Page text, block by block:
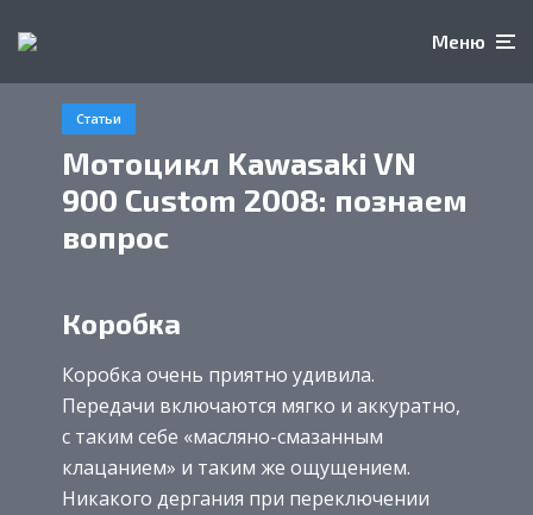
Меню
Статьи
Мотоцикл Kawasaki VN
900 Custom 2008: познаем
вопрос
Коробка
Коробка очень приятно удивила.
Передачи включаются мягко и аккуратно,
с таким себе «масляно-смазанным
клацанием» и таким же ощущением.
Никакого дергания при переключении